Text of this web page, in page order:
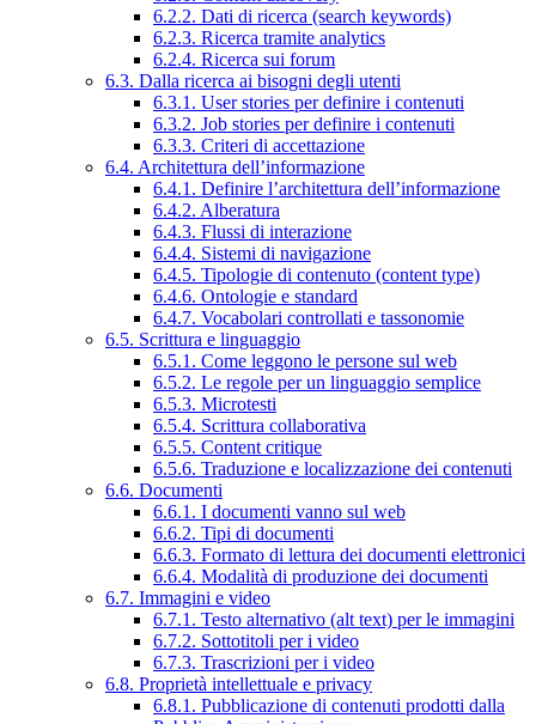
6.2.2. Dati di ricerca (search keywords)
6.2.3. Ricerca tramite analytics
6.2.4. Ricerca sui forum
6.3. Dalla ricerca ai bisogni degli utenti
6.3.1. User stories per definire i contenuti
6.3.2. Job stories per definire i contenuti
6.3.3. Criteri di accettazione
6.4. Architettura dell’informazione
6.4.1. Definire l’architettura dell’informazione
6.4.2. Alberatura
6.4.3. Flussi di interazione
6.4.4. Sistemi di navigazione
6.4.5. Tipologie di contenuto (content type)
6.4.6. Ontologie e standard
6.4.7. Vocabolari controllati e tassonomie
6.5. Scrittura e linguaggio
6.5.1. Come leggono le persone sul web
6.5.2. Le regole per un linguaggio semplice
6.5.3. Microtesti
6.5.4. Scrittura collaborativa
6.5.5. Content critique
6.5.6. Traduzione e localizzazione dei contenuti
6.6. Documenti
6.6.1. I documenti vanno sul web
6.6.2. Tipi di documenti
6.6.3. Formato di lettura dei documenti elettronici
6.6.4. Modalità di produzione dei documenti
6.7. Immagini e video
6.7.1. Testo alternativo (alt text) per le immagini
6.7.2. Sottotitoli per i video
6.7.3. Trascrizioni per i video
6.8. Proprietà intellettuale e privacy
6.8.1. Pubblicazione di contenuti prodotti dalla